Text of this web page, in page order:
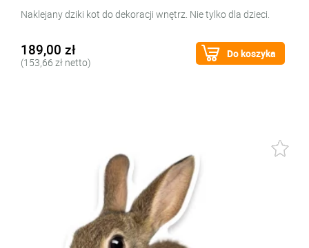
Naklejany dziki kot do dekoracji wnętrz. Nie tylko dla dzieci.
189,00 zł
(153,66 zł netto)
Do koszyka